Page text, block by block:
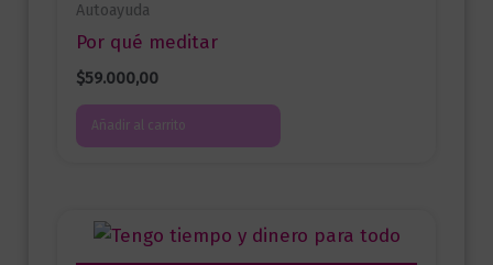
Autoayuda
Por qué meditar
$59.000,00
Añadir al carrito